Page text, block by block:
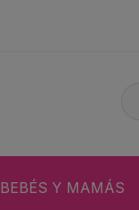
BEBÉS Y MAMÁS